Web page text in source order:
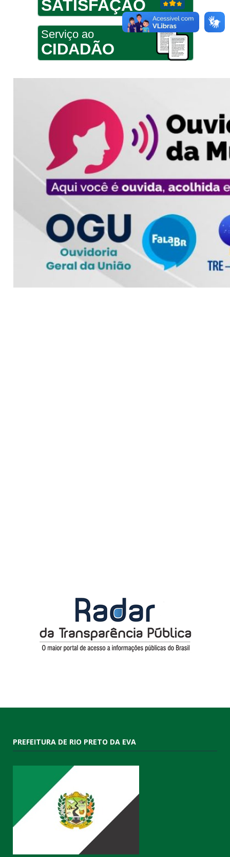
SATISFAÇÃO
Serviço ao
CIDADÃO
PREFEITURA DE RIO PRETO DA EVA